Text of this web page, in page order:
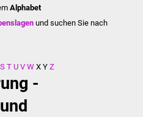
Summerrockfestival
Stadtverwaltung
Ansprechpartner
Alphabet
und suchen Sie nach
S T U V W X Y Z
-